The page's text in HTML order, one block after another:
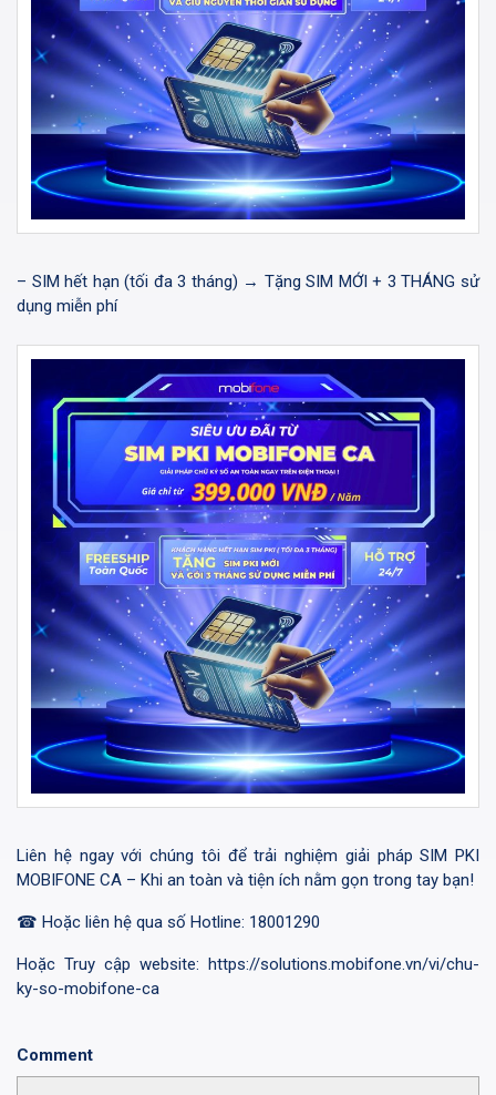
– SIM hết hạn (tối đa 3 tháng) → Tặng SIM MỚI + 3 THÁNG sử
dụng miễn phí
Liên hệ ngay với chúng tôi để trải nghiệm giải pháp SIM PKI
MOBIFONE CA – Khi an toàn và tiện ích nằm gọn trong tay bạn!
☎ Hoặc liên hệ qua số Hotline: 18001290
Hoặc Truy cập website: https://solutions.mobifone.vn/vi/chu-
ky-so-mobifone-ca
Comment